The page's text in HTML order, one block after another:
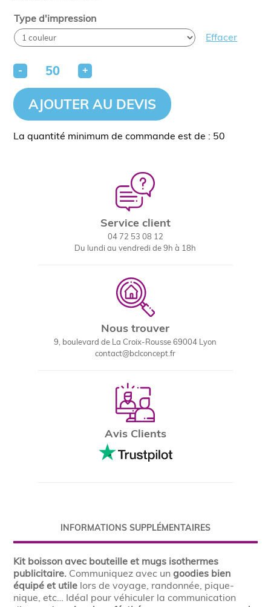
Type d'impression
Effacer
- +
AJOUTER AU DEVIS
La quantité minimum de commande est de : 50
Service client
04 72 53 08 12
Du lundi au vendredi de 9h à 18h
Nous trouver
9, boulevard de La Croix-Rousse 69004 Lyon
contact@bclconcept.fr
Avis Clients
INFORMATIONS SUPPLÉMENTAIRES
Kit boisson avec bouteille et mugs isothermes
publicitaire. Communiquez avec ungoodies bien
équipé et utile lors de voyage, randonnée, pique-
nique, etc… Idéal pour véhiculer la communication